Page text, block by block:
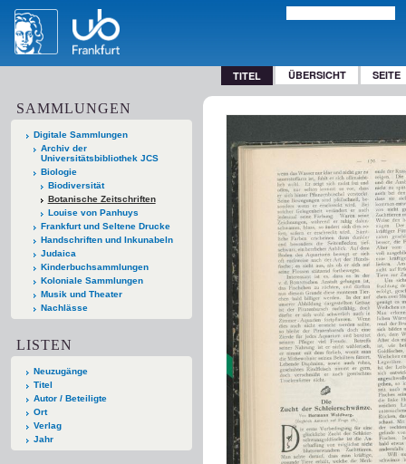
TITEL ÜBERSICHT SEITE
SAMMLUNGEN
Digitale Sammlungen
Archiv der
Universitätsbibliothek JCS
Biologie
Biodiversität
Botanische Zeitschriften
Louise von Panhuys
Frankfurt und Seltene Drucke
Handschriften und Inkunabeln
Judaica
Kinderbuchsammlungen
Koloniale Sammlungen
Musik und Theater
Nachlässe
LISTEN
Neuzugänge
Titel
Autor / Beteiligte
Ort
Verlag
Jahr